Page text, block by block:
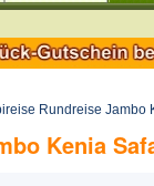
Rundreise Jambo
Kenia